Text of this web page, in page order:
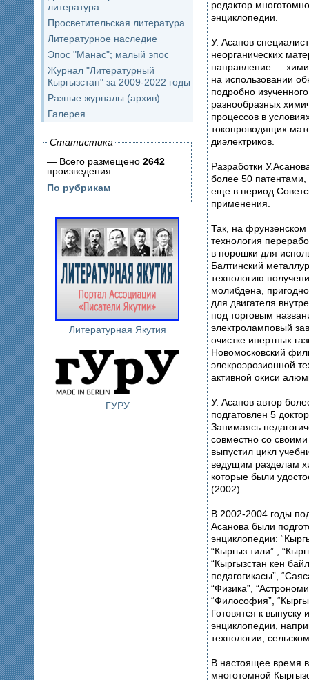
литература
Просветительская литература
Литературное наследие
Эпос "Манас"; малый эпос
Журнал "Литературный
Кыргызстан" за 2009-2022 годы
Разные журналы (архив)
Галерея
Статистика
— Всего размещено 2642
произведения
По рубрикам
Литературная Якутия
ГУРУ
редактор многотомной Кыргызской
энциклопедии.
У. Асанов
неорганических
направление —
на использовании
подробно
разнообразных
процессов в
токопроводящих материалов в
диэлектриков.
Разработки
более 50
еще в период Советского
применения.
Так, на
технология
в порошки для
Балтинский
технологию
молибдена,
для двигателя
под торговым
электроламповый
очистке инертных
Новомосковский
элекроэрозионной
активной окиси
У. Асанов автор
подгатовлен 5
Занимаясь
совместно со
выпустил цикл
ведущим разделам
которые были
(2002).
В 2002-2004 годы
Асанова были
энциклопедии:
“Кыргыз тили” ,
“Кыргызстан кен
педагогикасы”,
“Физика”,
“Философия”,
Готовятся к выпуску
энциклопедии,
технологии,
В настоящее время
многотомной